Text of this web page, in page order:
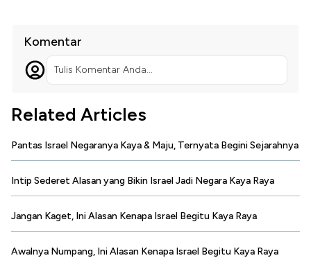
Komentar
Tulis Komentar Anda...
Related Articles
Pantas Israel Negaranya Kaya & Maju, Ternyata Begini Sejarahnya
Intip Sederet Alasan yang Bikin Israel Jadi Negara Kaya Raya
Jangan Kaget, Ini Alasan Kenapa Israel Begitu Kaya Raya
Awalnya Numpang, Ini Alasan Kenapa Israel Begitu Kaya Raya